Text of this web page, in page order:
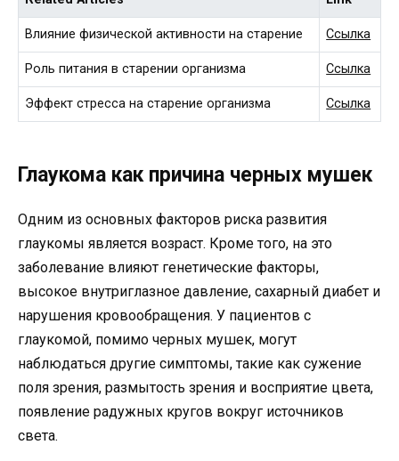
Влияние физической активности на старение Ссылка
Роль питания в старении организма Ссылка
Эффект стресса на старение организма Ссылка
Глаукома как причина черных мушек
Одним из основных факторов риска развития
глаукомы является возраст. Кроме того, на это
заболевание влияют генетические факторы,
высокое внутриглазное давление, сахарный диабет и
нарушения кровообращения. У пациентов с
глаукомой, помимо черных мушек, могут
наблюдаться другие симптомы, такие как сужение
поля зрения, размытость зрения и восприятие цвета,
появление радужных кругов вокруг источников
света.